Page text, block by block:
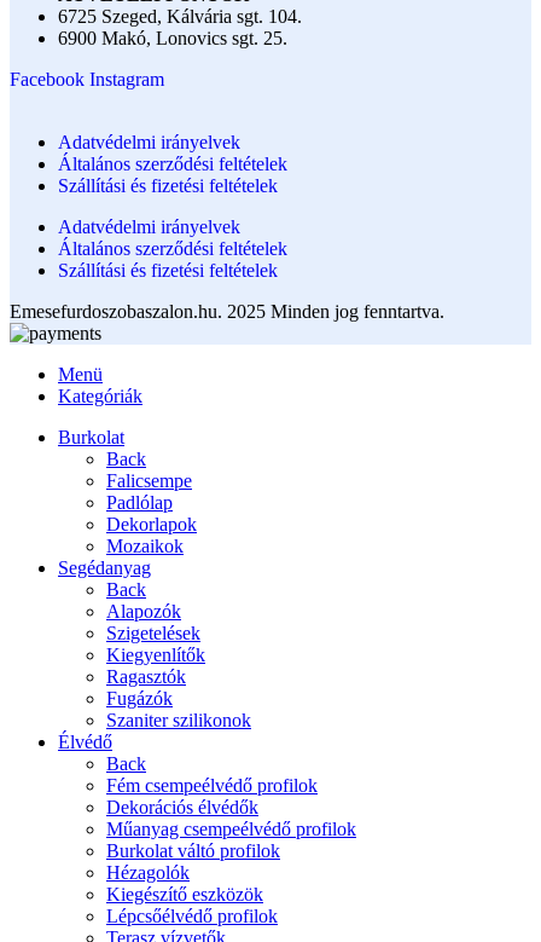
6725 Szeged, Kálvária sgt. 104.​
6900 Makó, Lonovics sgt. 25.
Facebook Instagram
Adatvédelmi irányelvek
Általános szerződési feltételek
Szállítási és fizetési feltételek
Adatvédelmi irányelvek
Általános szerződési feltételek
Szállítási és fizetési feltételek
Emesefurdoszobaszalon.hu. 2025 Minden jog fenntartva.
Menü
Kategóriák
Burkolat
Back
Falicsempe
Padlólap
Dekorlapok
Mozaikok
Segédanyag
Back
Alapozók
Szigetelések
Kiegyenlítők
Ragasztók
Fugázók
Szaniter szilikonok
Élvédő
Back
Fém csempeélvédő profilok
Dekorációs élvédők
Műanyag csempeélvédő profilok
Burkolat váltó profilok
Hézagolók
Kiegészítő eszközök
Lépcsőélvédő profilok
Terasz vízvetők